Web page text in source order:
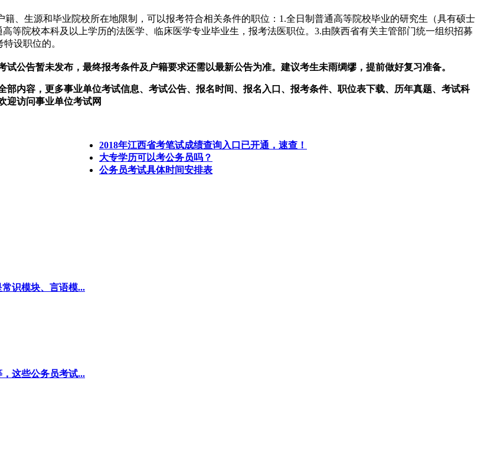
、生源和毕业院校所在地限制，可以报考符合相关条件的职位：1.全日制普通高等院校毕业的研究生（具有硕士
等院校本科及以上学历的法医学、临床医学专业毕业生，报考法医职位。3.由陕西省有关主管部门统一组织招募
设职位的。
公告暂未发布，最终报考条件及户籍要求还需以最新公告为准。建议考生未雨绸缪，提前做好复习准备。
内容，更多事业单位考试信息、考试公告、报名时间、报名入口、报考条件、职位表下载、历年真题、考试科
迎访问事业单位考试网
2018年江西省考笔试成绩查询入口已开通，速查！
大专学历可以考公务员吗？
公务员考试具体时间安排表
识模块、言语模...
这些公务员考试...